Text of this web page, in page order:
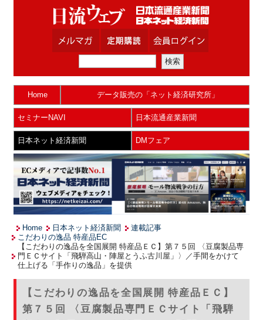
Home データ販売の「ネット経済研究所」
セミナーNAVI 日本流通産業新聞
日本ネット経済新聞 DMフェア
Home 日本ネット経済新聞
連載記事
こだわりの逸品 特産品EC
【こだわりの逸品を全国展開 特産品ＥＣ】第７５回 〈豆腐製品専
門ＥＣサイト「飛騨高山・陣屋とうふ古川屋」〉／手間をかけて
仕上げる「手作りの逸品」を提供
【こだわりの逸品を全国展開 特産品ＥＣ】
第７５回 〈豆腐製品専門ＥＣサイト「飛騨